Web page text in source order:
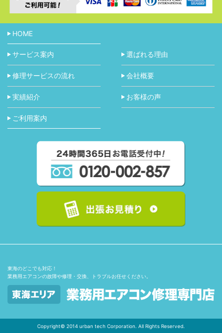
HOME
サービス案内 選ばれる理由
修理サービスの流れ 会社概要
実績紹介 お客様の声
ご利用案内
東海のどこでも対応！
業務用エアコンの故障や修理・交換、トラブルお任せください。
Copyright© 2014 urban tech Corporation. All Rights Reserved.